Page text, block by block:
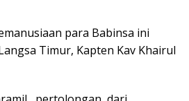
para Babinsa ini
Timur, Kapten Kav Khairul